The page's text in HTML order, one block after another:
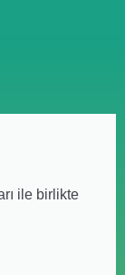
ile birlikte